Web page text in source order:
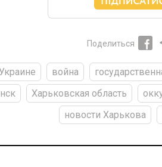
Поделиться
война
Харьковская область
новости Харькова